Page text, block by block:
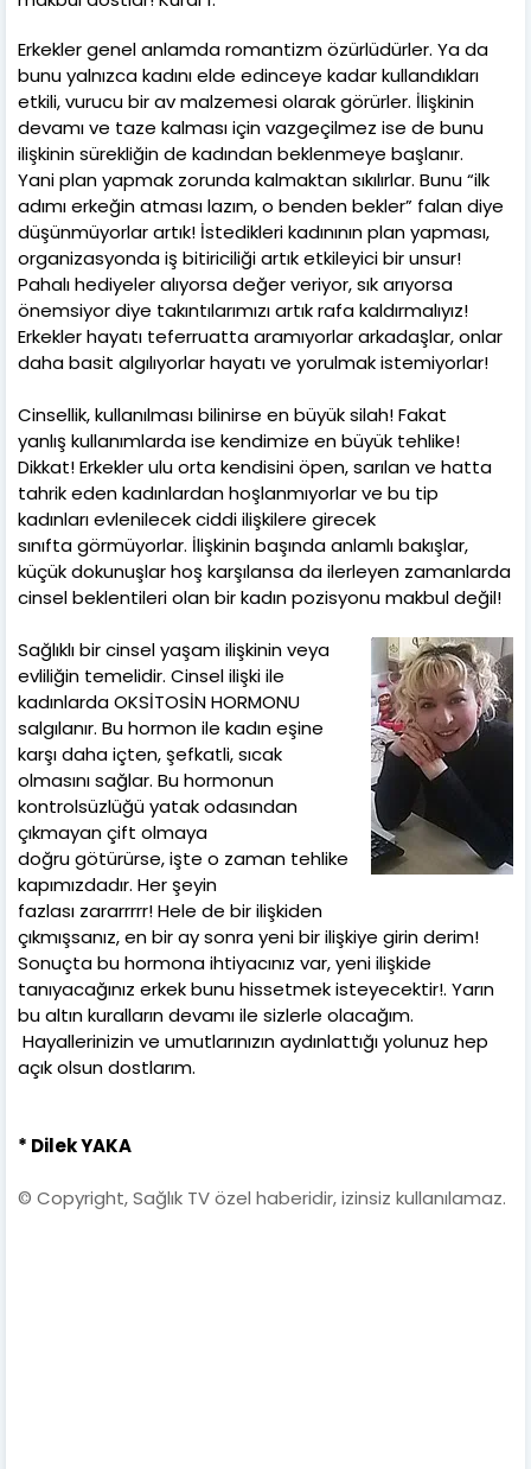
Erkekler genel anlamda romantizm özürlüdürler. Ya da
bunu yalnızca kadını elde edinceye kadar kullandıkları
etkili, vurucu bir av malzemesi olarak görürler. İlişkinin
devamı ve taze kalması için vazgeçilmez ise de bunu
ilişkinin sürekliğin de kadından beklenmeye başlanır.
Yani plan yapmak zorunda kalmaktan sıkılırlar. Bunu “ilk
adımı erkeğin atması lazım, o benden bekler” falan diye
düşünmüyorlar artık! İstedikleri kadınının plan yapması,
organizasyonda iş bitiriciliği artık etkileyici bir unsur!
Pahalı hediyeler alıyorsa değer veriyor, sık arıyorsa
önemsiyor diye takıntılarımızı artık rafa kaldırmalıyız!
Erkekler hayatı teferruatta aramıyorlar arkadaşlar, onlar
daha basit algılıyorlar hayatı ve yorulmak istemiyorlar!
Cinsellik, kullanılması bilinirse en büyük silah! Fakat
yanlış kullanımlarda ise kendimize en büyük tehlike!
Dikkat! Erkekler ulu orta kendisini öpen, sarılan ve hatta
tahrik eden kadınlardan hoşlanmıyorlar ve bu tip
kadınları evlenilecek ciddi ilişkilere girecek
sınıfta görmüyorlar. İlişkinin başında anlamlı bakışlar,
küçük dokunuşlar hoş karşılansa da ilerleyen zamanlarda
cinsel beklentileri olan bir kadın pozisyonu makbul değil!
Sağlıklı bir cinsel yaşam ilişkinin veya
evliliğin temelidir. Cinsel ilişki ile
kadınlarda OKSİTOSİN HORMONU
salgılanır. Bu hormon ile kadın eşine
karşı daha içten, şefkatli, sıcak
olmasını sağlar. Bu hormonun
kontrolsüzlüğü yatak odasından
çıkmayan çift olmaya
doğru götürürse, işte o zaman tehlike
kapımızdadır. Her şeyin
fazlası zararrrrr! Hele de bir ilişkiden
çıkmışsanız, en bir ay sonra yeni bir ilişkiye girin derim!
Sonuçta bu hormona ihtiyacınız var, yeni ilişkide
tanıyacağınız erkek bunu hissetmek isteyecektir!. Yarın
bu altın kuralların devamı ile sizlerle olacağım.
Hayallerinizin ve umutlarınızın aydınlattığı yolunuz hep
açık olsun dostlarım.
* Dilek YAKA
© Copyright, Sağlık TV özel haberidir, izinsiz kullanılamaz.